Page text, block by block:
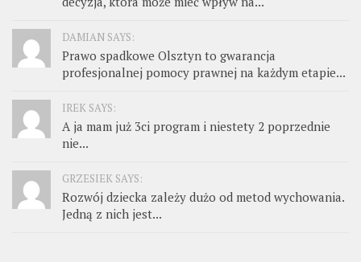
DAMIAN SAYS:
Prawo spadkowe Olsztyn to gwarancja
profesjonalnej pomocy prawnej na każdym etapie...
IREK SAYS:
A ja mam już 3ci program i niestety 2 poprzednie
nie...
GRZESIEK SAYS:
Rozwój dziecka zależy dużo od metod wychowania.
Jedną z nich jest...